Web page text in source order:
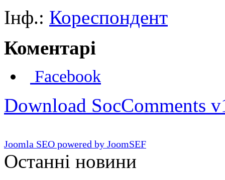
Інф.: Кореспондент
Коментарі
Facebook
Download SocComments
Joomla SEO powered by JoomSEF
Останні новини